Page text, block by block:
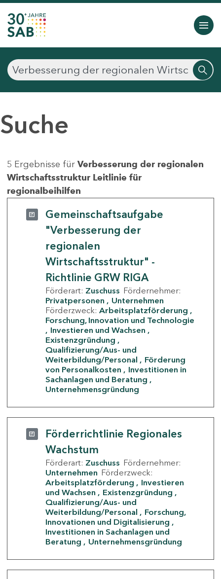
Suche
5 Ergebnisse für Verbesserung der regionalen
Wirtschaftsstruktur Leitlinie für
regionalbeihilfen
Gemeinschaftsaufgabe
"Verbesserung der
regionalen
Wirtschaftsstruktur" -
Richtlinie GRW RIGA
Förderart: Zuschuss Fördernehmer:
Privatpersonen
Unternehmen
Förderzweck: Arbeitsplatzförderung
Forschung, Innovation und Technologie
Investieren und Wachsen
Existenzgründung
Qualifizierung/Aus- und
Weiterbildung/Personal
Förderung
von Personalkosten
Investitionen in
Sachanlagen und Beratung
Unternehmensgründung
Förderrichtlinie Regionales
Wachstum
Förderart: Zuschuss Fördernehmer:
Unternehmen Förderzweck:
Arbeitsplatzförderung
Investieren
und Wachsen
Existenzgründung
Qualifizierung/Aus- und
Weiterbildung/Personal
Forschung,
Innovationen und Digitalisierung
Investitionen in Sachanlagen und
Beratung
Unternehmensgründung